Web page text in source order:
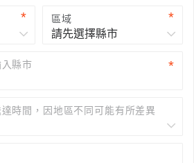
區域
縣市
時間，因地區不同可能有所差異